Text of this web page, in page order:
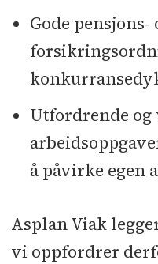
Gode pensjons-
Utfordrende og
å påvirke egen
Asplan Viak
vi oppfordrer